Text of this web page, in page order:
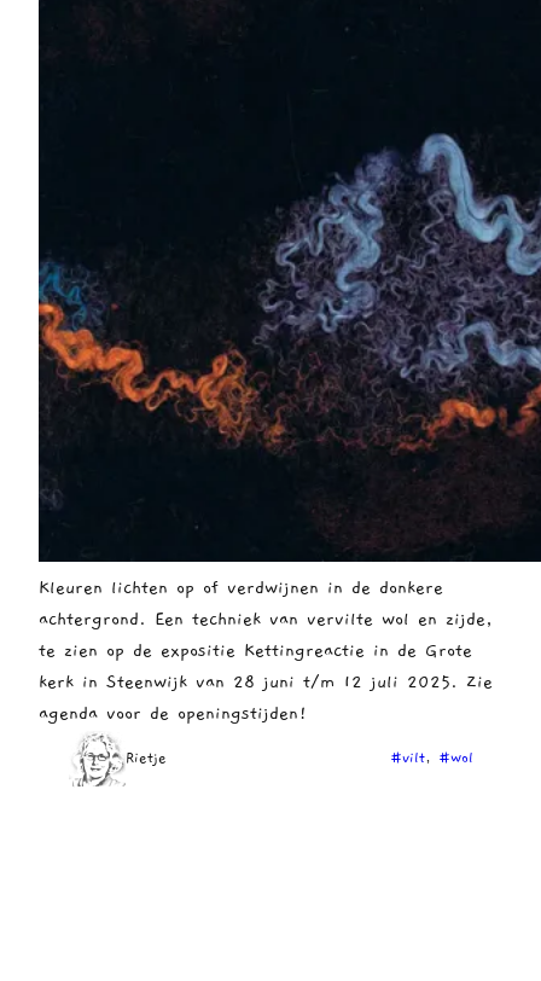
Kleuren lichten op of verdwijnen in de donkere
achtergrond. Een techniek van vervilte wol en zijde,
te zien op de expositie Kettingreactie in de Grote
kerk in Steenwijk van 28 juni t/m 12 juli 2025. Zie
agenda voor de openingstijden!
Rietje #vilt, #wol